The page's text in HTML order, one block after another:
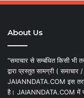
About Us
“समाचार से सम्बंधित किसी भी
द्वारा प्रस्तुत सामग्री (
JAIANNDATA.COM इस तरह
है। JAIANNDATA.COM में